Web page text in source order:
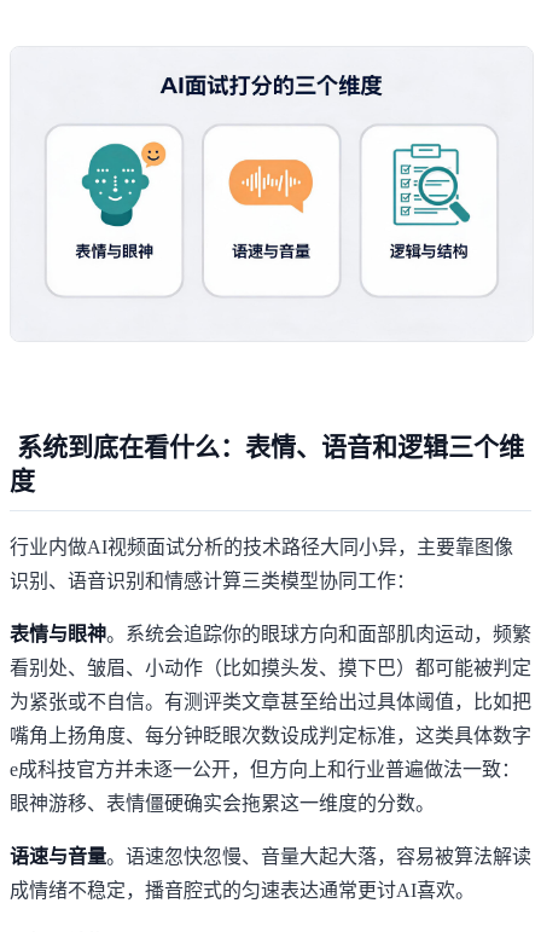
系统到底在看什么：表情、语音和逻辑三个维
度
行业内做AI视频面试分析的技术路径大同小异，主要靠图像
识别、语音识别和情感计算三类模型协同工作：
表情与眼神。系统会追踪你的眼球方向和面部肌肉运动，频繁
看别处、皱眉、小动作（比如摸头发、摸下巴）都可能被判定
为紧张或不自信。有测评类文章甚至给出过具体阈值，比如把
嘴角上扬角度、每分钟眨眼次数设成判定标准，这类具体数字
e成科技官方并未逐一公开，但方向上和行业普遍做法一致：
眼神游移、表情僵硬确实会拖累这一维度的分数。
语速与音量。语速忽快忽慢、音量大起大落，容易被算法解读
成情绪不稳定，播音腔式的匀速表达通常更讨AI喜欢。